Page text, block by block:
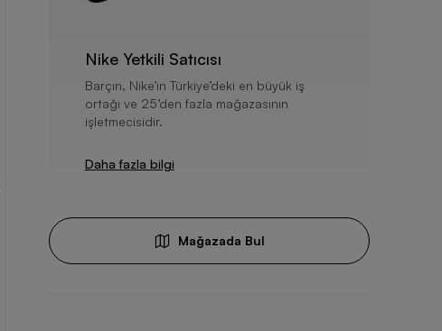
Nike Yetkili Satıcısı
Barçın, Nike’ın Türkiye’deki en büyük iş
ortağı ve 25’den fazla mağazasının
işletmecisidir.
Daha fazla bilgi
Mağazada Bul